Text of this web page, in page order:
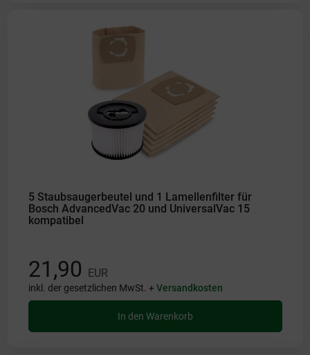
5 Staubsaugerbeutel und 1 Lamellenfilter für
Bosch AdvancedVac 20 und UniversalVac 15
kompatibel
21,90 EUR
inkl. der gesetzlichen MwSt. +Versandkosten
In den Warenkorb